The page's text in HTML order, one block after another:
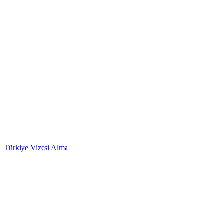
Türkiye Vizesi Alma